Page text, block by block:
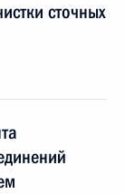
сточных